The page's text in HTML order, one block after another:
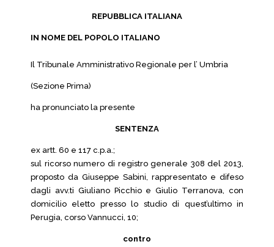
REPUBBLICA ITALIANA
IN NOME DEL POPOLO ITALIANO
Il Tribunale Amministrativo Regionale per l’ Umbria
(Sezione Prima)
ha pronunciato la presente
SENTENZA
ex artt. 60 e 117 c.p.a.;
sul ricorso numero di registro generale 308 del 2013,
proposto da Giuseppe Sabini, rappresentato e difeso
dagli avv.ti Giuliano Picchio e Giulio Terranova, con
domicilio eletto presso lo studio di quest’ultimo in
Perugia, corso Vannucci, 10;
contro